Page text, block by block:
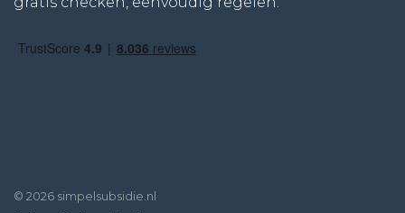
© 2026 simpelsubsidie.nl